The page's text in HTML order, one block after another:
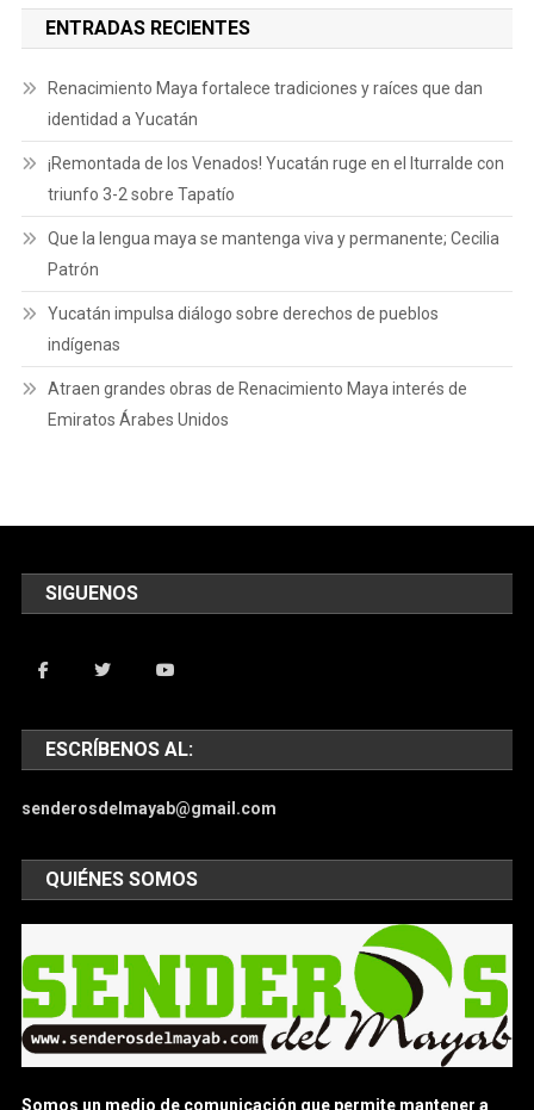
ENTRADAS RECIENTES
Renacimiento Maya fortalece tradiciones y raíces que dan
identidad a Yucatán
¡Remontada de los Venados! Yucatán ruge en el Iturralde con
triunfo 3-2 sobre Tapatío
Que la lengua maya se mantenga viva y permanente; Cecilia
Patrón
Yucatán impulsa diálogo sobre derechos de pueblos
indígenas
Atraen grandes obras de Renacimiento Maya interés de
Emiratos Árabes Unidos
SIGUENOS
ESCRÍBENOS AL:
senderosdelmayab@gmail.com
QUIÉNES SOMOS
Somos un medio de comunicación que permite mantener a